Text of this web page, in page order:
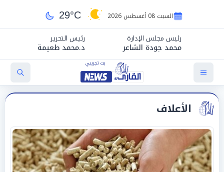
السبت 08 أغسطس 2026 29°C
رئيس مجلس الإدارة
محمد جودة الشاعر
رئيس التحرير
د.محمد طعيمة
الأعلاف